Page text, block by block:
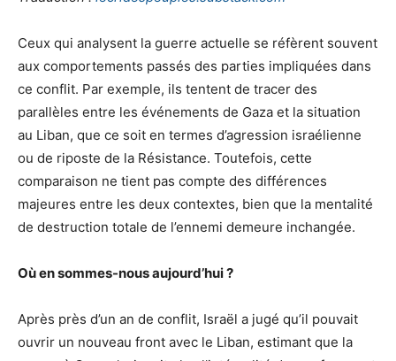
Ceux qui analysent la guerre actuelle se réfèrent souvent
aux comportements passés des parties impliquées dans
ce conflit. Par exemple, ils tentent de tracer des
parallèles entre les événements de Gaza et la situation
au Liban, que ce soit en termes d’agression israélienne
ou de riposte de la Résistance. Toutefois, cette
comparaison ne tient pas compte des différences
majeures entre les deux contextes, bien que la mentalité
de destruction totale de l’ennemi demeure inchangée.
Où en sommes-nous aujourd’hui ?
Après près d’un an de conflit, Israël a jugé qu’il pouvait
ouvrir un nouveau front avec le Liban, estimant que la